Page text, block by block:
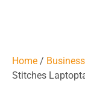
Home / Business
Stitches